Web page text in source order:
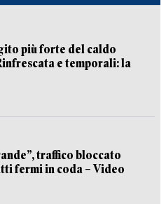
più forte del caldo
e temporali: la
traffico bloccato
fermi in coda – Video